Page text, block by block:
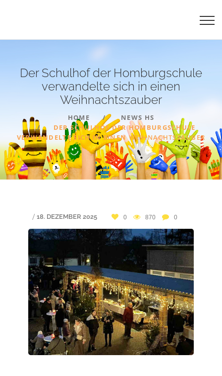
Der Schulhof der Homburgschule
verwandelte sich in einen
Weihnachtszauber
HOME
NEWS HS
DER SCHULHOF DER HOMBURGSCHULE
VERWANDELTE SICH IN EINENWEIHNACHTSZAUBER
/ 18. DEZEMBER 2025 0 870 0